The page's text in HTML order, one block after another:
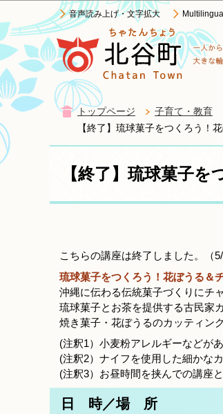
音声読み上げ・文字拡大 Multilingual
トップページ 子育て・教育
【終了】琉球菓子をつくろう！
【終了】琉球菓子
こちらの講座は終了しました。（5/
琉球菓子をつくろう！花ぼうる＆
沖縄に伝わる伝統菓子づくりにチ
琉球菓子とお茶を提供する古民家
焼き菓子・花ぼうるのカッティン
(注釈1）小麦粉アレルギーなどが
(注釈2）ナイフを使用した細かな
(注釈3）お昼時間を挟んでの講座
日 時／場 所